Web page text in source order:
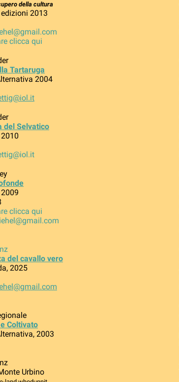
della cultura
2013
clicca qui
Tartaruga
2004
del Selvatico
clicca qui
del cavallo vero
2025
Coltivato
2003
Urbino